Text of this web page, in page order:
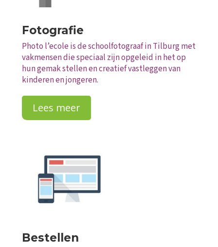
Fotografie
Photo l’ecole is de schoolfotograaf in Tilburg met
vakmensen die speciaal zijn opgeleid in het op
hun gemak stellen en creatief vastleggen van
kinderen en jongeren.
Lees meer
Bestellen